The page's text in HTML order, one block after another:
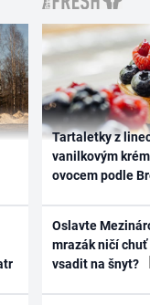
Tartaletky z
vanilkovým
ovocem podle
Oslavte
mrazák ničí chuť
vsadit na šnyt?